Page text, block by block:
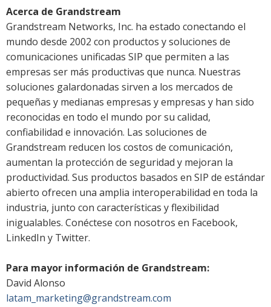
Acerca de Grandstream
Grandstream Networks, Inc. ha estado conectando el
mundo desde 2002 con productos y soluciones de
comunicaciones unificadas SIP que permiten a las
empresas ser más productivas que nunca. Nuestras
soluciones galardonadas sirven a los mercados de
pequeñas y medianas empresas y empresas y han sido
reconocidas en todo el mundo por su calidad,
confiabilidad e innovación. Las soluciones de
Grandstream reducen los costos de comunicación,
aumentan la protección de seguridad y mejoran la
productividad. Sus productos basados en SIP de estándar
abierto ofrecen una amplia interoperabilidad en toda la
industria, junto con características y flexibilidad
inigualables. Conéctese con nosotros en Facebook,
LinkedIn y Twitter.
Para mayor información de Grandstream:
David Alonso
latam_marketing@grandstream.com